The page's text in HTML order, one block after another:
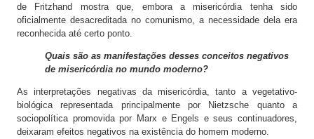
de Fritzhand mostra que, embora a misericórdia tenha sido
oficialmente desacreditada no comunismo, a necessidade dela era
reconhecida até certo ponto.
Quais são as manifestações desses conceitos negativos
de misericórdia no mundo moderno?
As interpretações negativas da misericórdia, tanto a vegetativo-
biológica representada principalmente por Nietzsche quanto a
sociopolítica promovida por Marx e Engels e seus continuadores,
deixaram efeitos negativos na existência do homem moderno.